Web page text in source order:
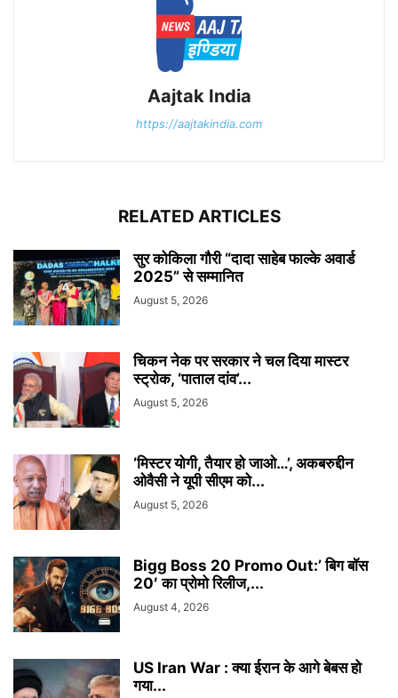
Aajtak India
https://aajtakindia.com
RELATED ARTICLES
सुर कोकिला गौरी “दादा साहेब फाल्के अवार्ड
2025” से सम्मानित
August 5, 2026
चिकन नेक पर सरकार ने चल दिया मास्टर
स्ट्रोक, ‘पाताल दांव’...
August 5, 2026
‘मिस्टर योगी, तैयार हो जाओ…’, अकबरुद्दीन
ओवैसी ने यूपी सीएम को...
August 5, 2026
Bigg Boss 20 Promo Out:’ बिग बॉस
20′ का प्रोमो रिलीज,...
August 4, 2026
US Iran War : क्या ईरान के आगे बेबस हो
गया...